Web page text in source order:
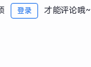
登录 才能评论哦~